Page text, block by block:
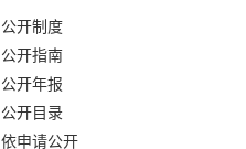
公开制度
公开指南
公开年报
公开目录
依申请公开